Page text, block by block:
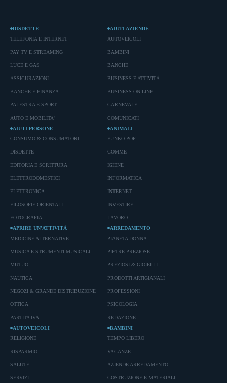
DISDETTE
TELEFONIA E INTERNET
PAY TV E STREAMING
LUCE E GAS
ASSICURAZIONI
BANCHE E FINANZA
PALESTRA E SPORT
AUTO E MOBILITA'
AIUTI AZIENDE
AUTOVEICOLI
BAMBINI
BANCHE
BUSINESS E ATTIVITÀ
BUSINESS ON LINE
CARNEVALE
COMUNICATI
AIUTI PERSONE
CONSUMO & CONSUMATORI
DISDETTE
EDITORIA E SCRITTURA
ELETTRODOMESTICI
ELETTRONICA
FILOSOFIE ORIENTALI
FOTOGRAFIA
ANIMALI
FUNKO POP
GOMME
IGIENE
INFORMATICA
INTERNET
INVESTIRE
LAVORO
APRIRE UN’ATTIVITÀ
MEDICINE ALTERNATIVE
MUSICA E STRUMENTI MUSICALI
MUTUO
NAUTICA
NEGOZI & GRANDE DISTRIBUZIONE
OTTICA
PARTITA IVA
ARREDAMENTO
PIANETA DONNA
PIETRE PREZIOSE
PREZIOSI & GIOIELLI
PRODOTTI ARTIGIANALI
PROFESSIONI
PSICOLOGIA
REDAZIONE
AUTOVEICOLI
RELIGIONE
RISPARMIO
SALUTE
SERVIZI
BAMBINI
TEMPO LIBERO
VACANZE
AZIENDE ARREDAMENTO
COSTRUZIONE E MATERIALI